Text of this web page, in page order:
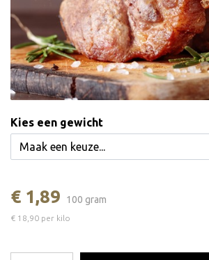
Kies een gewicht
€ 1,89 100 gram
€ 18,90 per kilo